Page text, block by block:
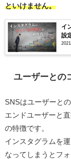
といけません。
イ
設
ユーザーとの
SNSはユーザーと
エンドユーザーと
の特徴です。
インスタグラムを
なってしまうとフ